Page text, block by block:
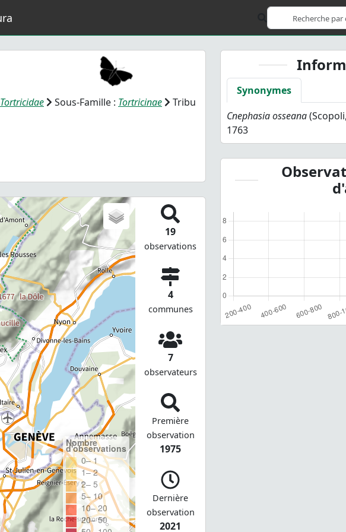
Tortricidae Sous-Famille : Tortricinae Tribu
Nombre
d'observations
0– 1
1– 2
2– 5
5– 10
10– 20
20– 50
19
observations
4
communes
7
observateurs
Première
observation
1975
Dernière
observation
2021
Synonymes
Cnephasia osseana
1763